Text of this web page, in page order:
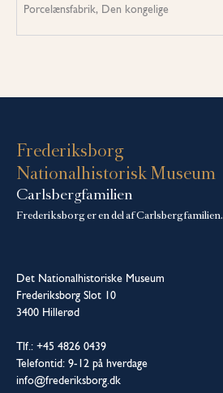
Porcelænsfabrik, Den kongelige
Frederiksborg
Nationalhistorisk Museum
Carlsbergfamilien
Frederiksborg er en del af Carlsbergfamilien.
Det Nationalhistoriske Museum
Frederiksborg Slot 10
3400 Hillerød
Tlf.: +45 4826 0439
Telefontid: 9-12 på hverdage
info@frederiksborg.dk